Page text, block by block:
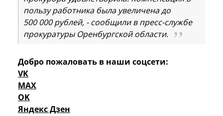
пользу работника была увеличена до
500 000 рублей, - сообщили в пресс-службе
прокуратуры Оренбургской области.
Добро пожаловать в наши соцсети:
VK
MAX
OK
Яндекс Дзен